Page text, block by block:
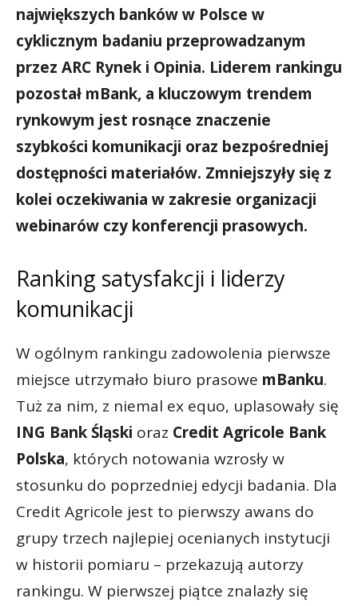
największych banków w Polsce w
cyklicznym badaniu przeprowadzanym
przez ARC Rynek i Opinia. Liderem rankingu
pozostał mBank, a kluczowym trendem
rynkowym jest rosnące znaczenie
szybkości komunikacji oraz bezpośredniej
dostępności materiałów. Zmniejszyły się z
kolei oczekiwania w zakresie organizacji
webinarów czy konferencji prasowych.
Ranking satysfakcji i liderzy
komunikacji
W ogólnym rankingu zadowolenia pierwsze
miejsce utrzymało biuro prasowe mBanku.
Tuż za nim, z niemal ex equo, uplasowały się
ING Bank Śląski oraz Credit Agricole Bank
Polska, których notowania wzrosły w
stosunku do poprzedniej edycji badania. Dla
Credit Agricole jest to pierwszy awans do
grupy trzech najlepiej ocenianych instytucji
w historii pomiaru – przekazują autorzy
rankingu. W pierwszej piątce znalazły się